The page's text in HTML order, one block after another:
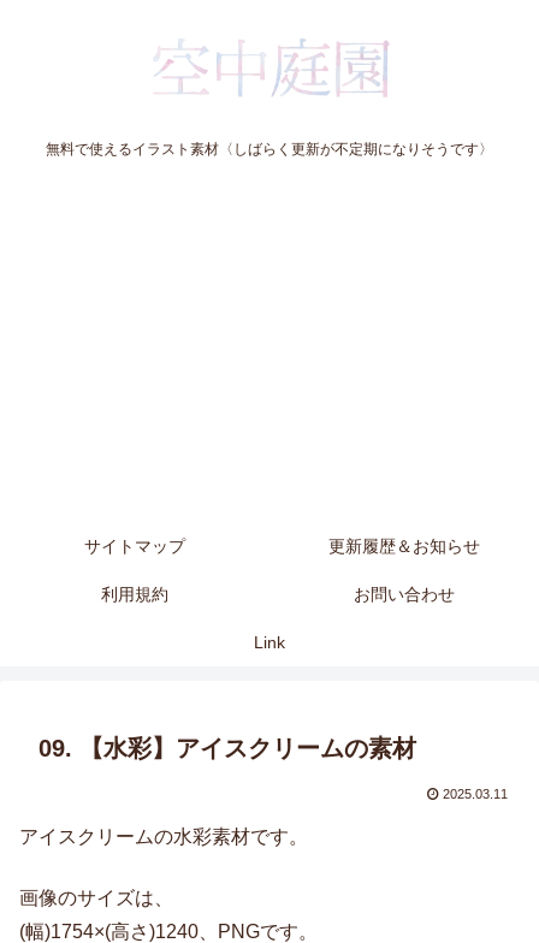
無料で使えるイラスト素材〈しばらく更新が不定期になりそうです〉
サイトマップ 更新履歴＆お知らせ
利用規約 お問い合わせ
Link
09. 【水彩】アイスクリームの素材
2025.03.11
アイスクリームの水彩素材です。
画像のサイズは、
(幅)1754×(高さ)1240、PNGです。